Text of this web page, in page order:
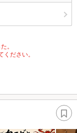
。
ださい。